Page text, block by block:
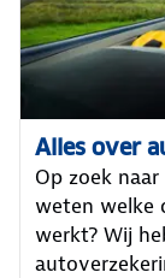
Alles over
Op zoek
weten welke
werkt? Wij